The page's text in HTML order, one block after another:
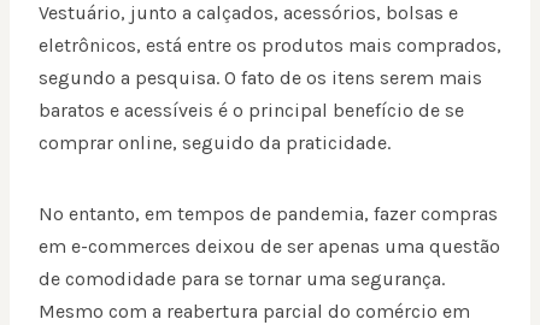
Vestuário, junto a calçados, acessórios, bolsas e
eletrônicos, está entre os produtos mais comprados,
segundo a pesquisa. O fato de os itens serem mais
baratos e acessíveis é o principal benefício de se
comprar online, seguido da praticidade.
No entanto, em tempos de pandemia, fazer compras
em e-commerces deixou de ser apenas uma questão
de comodidade para se tornar uma segurança.
Mesmo com a reabertura parcial do comércio em